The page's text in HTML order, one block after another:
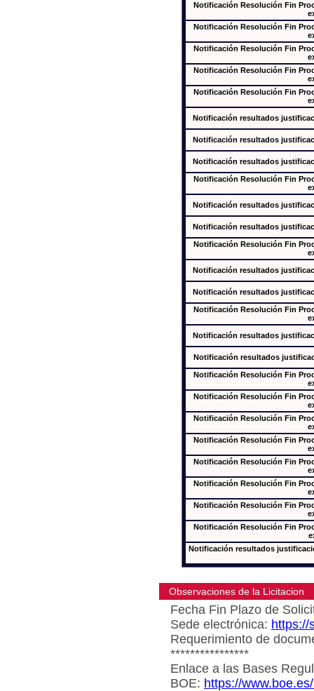
Notificación Resolución Fin
Notificación Resolución Fin
Notificación Resolución Fin
Notificación Resolución Fin
Notificación Resolución Fin
Notificación resultados
Notificación resultados
Notificación resultados
Notificación Resolución Fin
Notificación resultados
Notificación resultados
Notificación Resolución Fin
Notificación resultados
Notificación resultados
Notificación Resolución Fin
Notificación resultados
Notificación resultados
Notificación Resolución Fin
Notificación Resolución Fin
Notificación Resolución Fin
Notificación Resolución Fin
Notificación Resolución Fin
Notificación Resolución Fin
Notificación Resolución Fin
Notificación Resolución Fin
Notificación resultados
Observaciones de la Licitacion
Fecha Fin Plazo de
Sede electrónica: https://
Requerimiento de
****************
Enlace a las Bases
BOE: https://